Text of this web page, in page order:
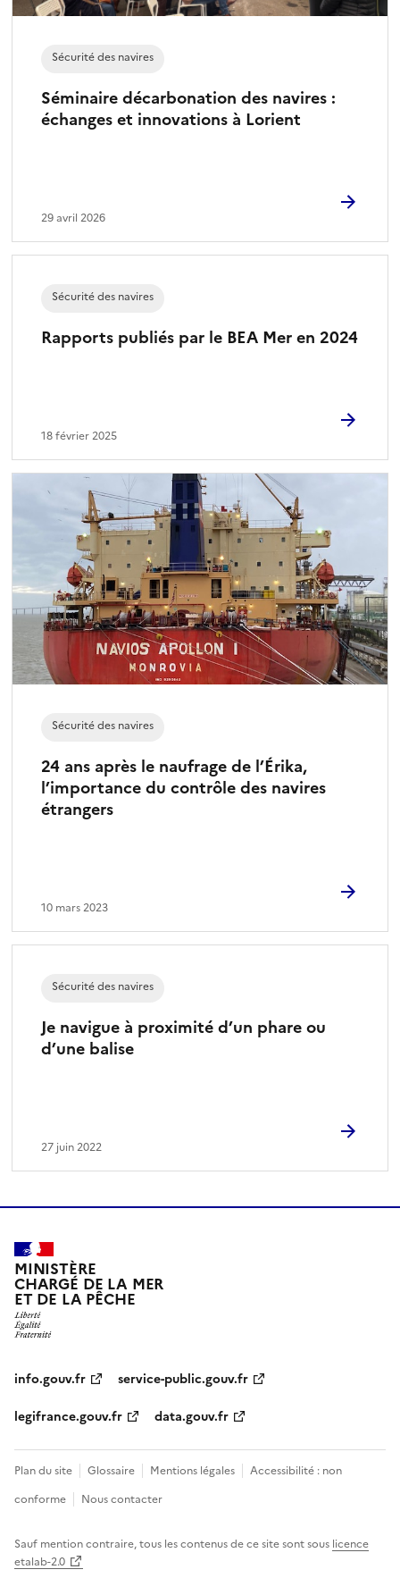
Séminaire décarbonation des navires :
échanges et innovations à Lorient
Sécurité des navires
29 avril 2026
Rapports publiés par le BEA Mer en 2024
Sécurité des navires
18 février 2025
24 ans après le naufrage de l’Érika,
l’importance du contrôle des navires
étrangers
Sécurité des navires
10 mars 2023
Je navigue à proximité d’un phare ou
d’une balise
Sécurité des navires
27 juin 2022
MINISTÈRE
CHARGÉ DE LA MER
ET DE LA PÊCHE
info.gouv.fr
service-public.gouv.fr
legifrance.gouv.fr
data.gouv.fr
Plan du site Glossaire Mentions légales
Accessibilité : non
conforme
Nous contacter
Sauf mention contraire, tous les contenus de ce site sont sous licence
etalab-2.0